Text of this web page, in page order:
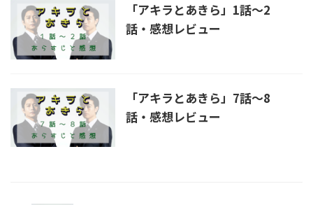
「アキラとあきら」1話～2
話・感想レビュー
「アキラとあきら」7話～8
話・感想レビュー